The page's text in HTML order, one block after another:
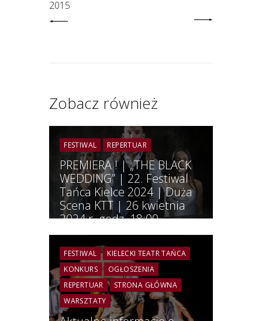
2015
Zobacz również
FESTIWAL REPERTUAR
PREMIERA ! | „THE BLACK
WEDDING” | 22. Festiwal
Tańca Kielce 2024 | Duża
Scena KTT | 26 kwietnia
2024 r. godz. 18:00
FESTIWAL
KIELECKI TEATR TAŃCA
KONKURS
OGŁOSZENIA
REPERTUAR
STRONA GŁÓWNA
WARSZTATY